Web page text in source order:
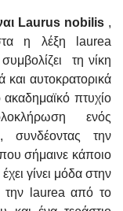
Laurus nobilis ,
η λέξη laurea
τη νίκη
και αυτοκρατορικά
πτυχίο
ενός
συνδέοντας την
σήμαινε κάποιο
γίνει μόδα στην
την laurea από το